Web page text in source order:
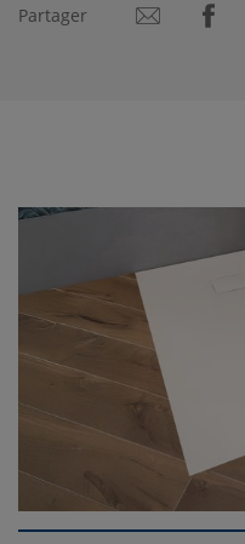
Partager